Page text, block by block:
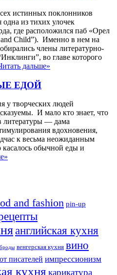
истинных поклонников
одна из тихих улочек
где расположился паб «Орел
and Child”). Именно в нем на
члены литературно-
во главе которого
дальше»
ЕДОЙ
у творческих людей
И мало кто знает, что
литературы — дама
вдохновения,
к весьма неожиданным
обычной еды и
аnd fashion pin-up
английская кухня
венгерская кухня вино
писателей импрессионизм
кухня карикатура